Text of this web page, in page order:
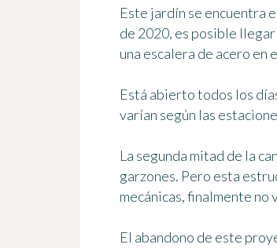
Este jardín se encuentra
de 2020, es posible
una escalera de acero
Está abierto todos los
varían según las
La segunda mitad de la
garzones. Pero esta
mecánicas, finalmente no
El abandono de este